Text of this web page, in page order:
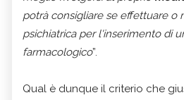
potrà consigliare se effettuare o
psichiatrica per l'inserimento di
farmacologico”.
Qual è dunque il criterio che